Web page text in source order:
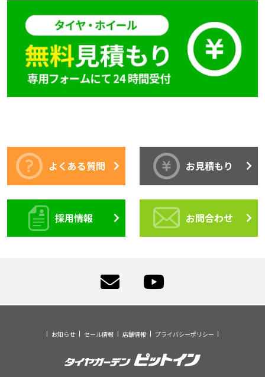
よくある質問 お見積もり
採用情報 お問合わせ
お知らせ セール情報 店舗情報 プライバシーポリシー